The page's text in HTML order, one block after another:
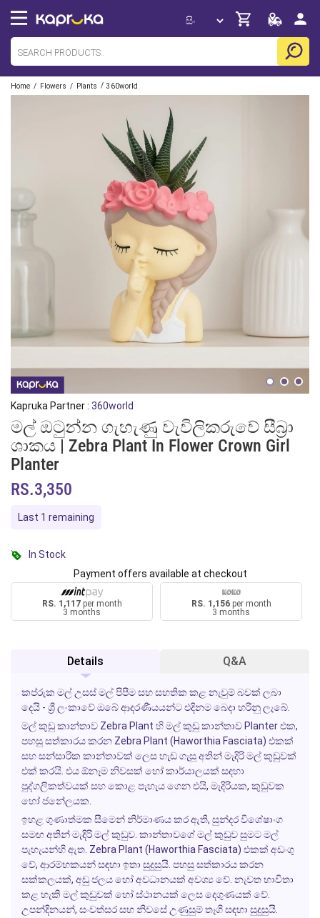
Home / Flowers / Plants / 360world
Kapruka Partner : 360world
මල් ඔටුන්න ගැහැණු වැවිලිකරුවේ සීබ්‍රා
ශාකය | Zebra Plant In Flower Crown Girl
Planter
RS.3,350
Last 1 remaining
In Stock
Payment offers available at checkout
RS. 1,117per month
3 months
RS. 1,156per month
3 months
Details Q&A
කප්රුක මල් උසස් මල් පිපීම සහ සහතික කළ නැවුම් බවක් ලබා
දෙයි - ශ්‍රී ලංකාවේ ඔබේ ආදරණීයයන්ට එදිනම බෙදා හරිනු ලැබේ.
මල් කුඩු කාන්තාව Zebra Plant හි මල් කුඩු කාන්තාව Planterඑක,
පහසු සත්කාරය කරන Zebra Plant (Haworthia Fasciata) එකක්
සහ සන්සාරික කාන්තාවක් ලෙස හැඩ ගැසූ අතින් මැදිරි මල් කුඩුවක්
එක් කරයි. එය ඕනෑම නිවසක් හෝ කාර්යාලයක් සඳහා
පුද්ගලිකත්වයක් සහ කොළ පැහැය ගෙන එයි, මැදිරියක, කුඩුවක
හෝ ජනේලයක.
ඉහළ ගුණාත්මක සීමෙන් නිර්මාණය කර ඇති, සුන්දර විශේෂාංග
සමඟ අතින් මැදිරි මල් කුඩුව. කාන්තාවගේ මල් කුඩුව සුමට මල්
පැහැයන්හි ඇත. Zebra Plant (Haworthia Fasciata) එකක් අඩංගු
වේ, ආරම්භකයන් සඳහා ඉතා සුදුසුයි. පහසු සත්කාරය කරන
සක්කලයක්, අඩු ජලය හෝ අවධානයක් අවශ්‍ය වේ. නැවත භාවිතා
කළ හැකි මල් කුඩුවක් හෝ ස්ථානයක් ලෙස දෙගුණයක් වේ.
උපන්දිනයන්, සංවත්සර සහ නිවසේ උණුසුම් තෑගි සඳහා සුදුසුයි.